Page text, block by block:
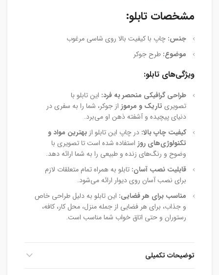
مشخصات تابلو:
جنس: چاپ با کیفیت بالا روی شاسی مرغوب
موضوع: طرح جوکر
ویژگی‌های تابلو:
طراحی گرافیکی منحصر به فرد: این تابلو با
تصویری تاریک و مرموز از جوکر، شما را به سفری در
دنیای پیچیده و آشفته ذهن او می‌برد.
کیفیت چاپ بالا: در چاپ این تابلو از بهترین مواد و
تکنولوژی‌های روز استفاده شده است تا تصویری با
وضوح و رنگ‌های زنده و طبیعی را به شما ارائه دهد.
قابلیت نصب آسان: تابلو به همراه تمام متعلقات لازم
برای نصب آسان روی دیوار ارائه می‌شود.
مناسب برای هر فضایی: این تابلو به دلیل طراحی خاص
و جذاب، برای هر فضایی از جمله منزل، محل کار، کافه،
رستوران و حتی اتاق خواب شما مناسب است.
توضیحات تکمیلی